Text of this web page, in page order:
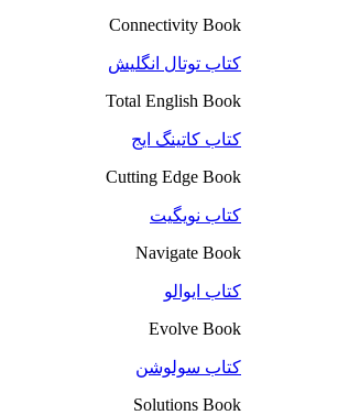
Connectivity Book
کتاب توتال انگلیش
Total English Book
کتاب کاتینگ ایج
Cutting Edge Book
کتاب نویگیت
Navigate Book
کتاب ایوالو
Evolve Book
کتاب سولوشن
Solutions Book